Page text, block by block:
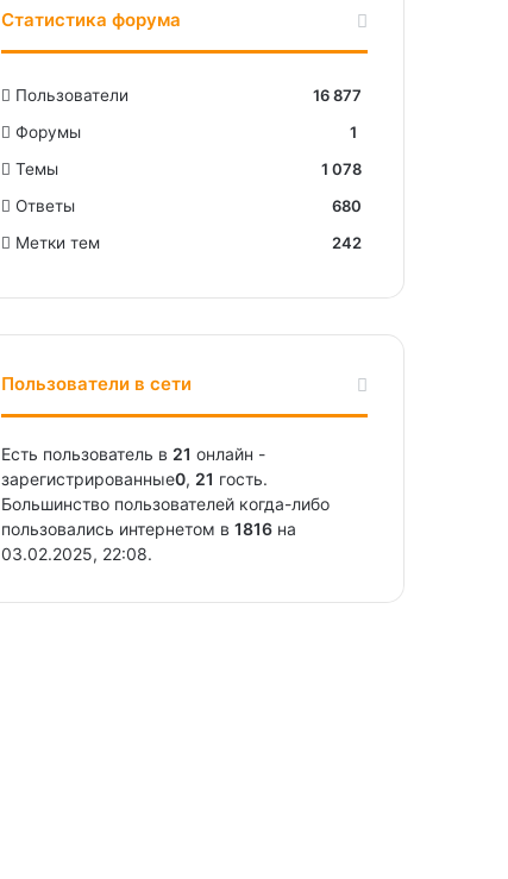
Статистика форума
Пользователи
16 877
Форумы
1
Темы
1 078
Ответы
680
Метки тем
242
Пользователи в сети
Есть пользователь в 21 онлайн -
зарегистрированные0, 21 гость.
Большинство пользователей когда-либо
пользовались интернетом в1816 на
03.02.2025, 22:08.